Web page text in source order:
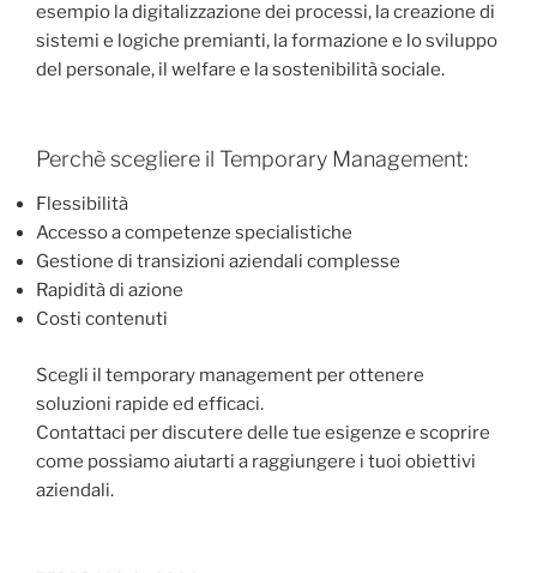
esempio la digitalizzazione dei processi, la creazione di
sistemi e logiche premianti, la formazione e lo sviluppo
del personale, il welfare e la sostenibilità sociale.
Perchè scegliere il Temporary Management:
Flessibilità
Accesso a competenze specialistiche
Gestione di transizioni aziendali complesse
Rapidità di azione
Costi contenuti
Scegli il temporary management per ottenere
soluzioni rapide ed efficaci.
Contattaci per discutere delle tue esigenze e scoprire
come possiamo aiutarti a raggiungere i tuoi obiettivi
aziendali.